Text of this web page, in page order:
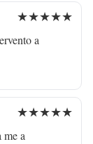
★★★★★
a
★★★★★
me a